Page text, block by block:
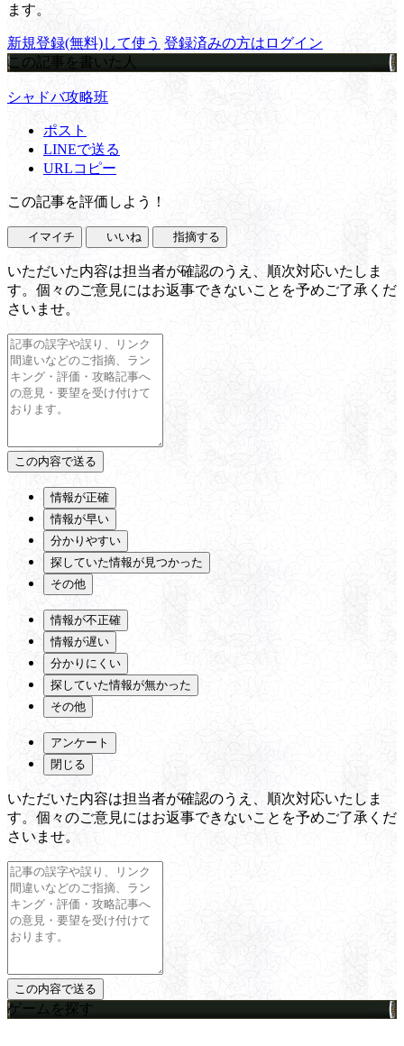
ます。
新規登録(無料)して使う 登録済みの方はログイン
この記事を書いた人
シャドバ攻略班
ポスト
LINEで送る
URLコピー
この記事を評価しよう！
イマイチ いいね 指摘する
いただいた内容は担当者が確認のうえ、順次対応いたしま
す。個々のご意見にはお返事できないことを予めご了承くだ
さいませ。
情報が正確
情報が早い
分かりやすい
探していた情報が見つかった
その他
情報が不正確
情報が遅い
分かりにくい
探していた情報が無かった
その他
アンケート
閉じる
いただいた内容は担当者が確認のうえ、順次対応いたしま
す。個々のご意見にはお返事できないことを予めご了承くだ
さいませ。
ゲームを探す